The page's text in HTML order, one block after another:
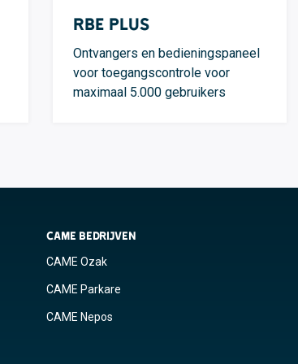
RBE Plus
Ontvangers en bedieningspaneel
voor toegangscontrole voor
maximaal 5.000 gebruikers
CAME BEDRIJVEN
CAME Ozak
CAME Parkare
CAME Nepos